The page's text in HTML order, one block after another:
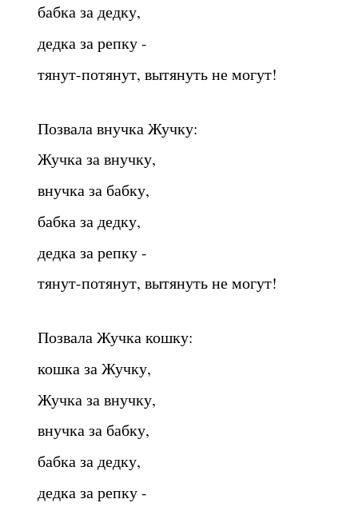
бабка за дедку,
дедка за репку -
тянут-потянут, вытянуть не могут!
Позвала внучка Жучку:
Жучка за внучку,
внучка за бабку,
бабка за дедку,
дедка за репку -
тянут-потянут, вытянуть не могут!
Позвала Жучка кошку:
кошка за Жучку,
Жучка за внучку,
внучка за бабку,
бабка за дедку,
дедка за репку -